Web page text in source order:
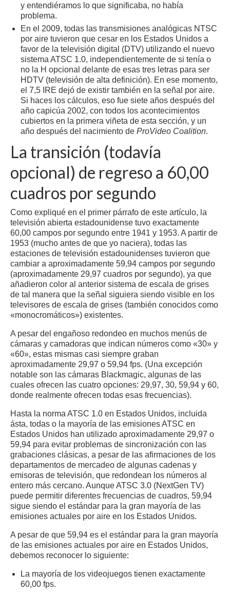
y entendiéramos lo que significaba, no había
problema.
En el 2009, todas las transmisiones analógicas NTSC
por aire tuvieron que cesar en los Estados Unidos a
favor de la televisión digital (DTV) utilizando el nuevo
sistema ATSC 1.0, independientemente de si tenía o
no la H opcional delante de esas tres letras para ser
HDTV (televisión de alta definición). En ese momento,
el 7,5 IRE dejó de existir también en la señal por aire.
Si haces los cálculos, eso fue siete años después del
año capicúa 2002, con todos los acontecimientos
cubiertos en la primera viñeta de esta sección, y un
año después del nacimiento de ProVideo Coalition.
La transición (todavía
opcional) de regreso a 60,00
cuadros por segundo
Como expliqué en el primer párrafo de este artículo, la
televisión abierta estadounidense tuvo exactamente
60,00 campos por segundo entre 1941 y 1953. A partir de
1953 (mucho antes de que yo naciera), todas las
estaciones de televisión estadounidenses tuvieron que
cambiar a aproximadamente 59,94 campos por segundo
(aproximadamente 29,97 cuadros por segundo), ya que
añadieron color al anterior sistema de escala de grises
de tal manera que la señal siguiera siendo visible en los
televisores de escala de grises (también conocidos como
«monocromáticos») existentes.
A pesar del engañoso redondeo en muchos menús de
cámaras y camadoras que indican números como «30» y
«60», estas mismas casi siempre graban
aproximadamente 29,97 o 59,94 fps. (Una excepción
notable son las cámaras Blackmagic, algunas de las
cuales ofrecen las cuatro opciones: 29,97, 30, 59,94 y 60,
donde realmente ofrecen todas esas frecuencias).
Hasta la norma ATSC 1.0 en Estados Unidos, incluida
ásta, todas o la mayoría de las emisiones ATSC en
Estados Unidos han utilizado aproximadamente 29,97 o
59,94 para evitar problemas de sincronización con las
grabaciones clásicas, a pesar de las afirmaciones de los
departamentos de mercadeo de algunas cadenas y
emisoras de televisión, que redondean los números al
entero más cercano. Aunque ATSC 3.0 (NextGen TV)
puede permitir diferentes frecuencias de cuadros, 59,94
sigue siendo el estándar para la gran mayoría de las
emisiones actuales por aire en los Estados Unidos.
A pesar de que 59,94 es el estándar para la gran mayoría
de las emisiones actuales por aire en Estados Unidos,
debemos reconocer lo siguiente:
La mayoría de los videojuegos tienen exactamente
60,00 fps.